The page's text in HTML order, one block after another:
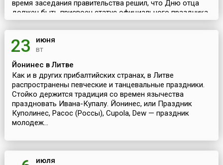
время заседания правительства решил, что Дню отца
должен быть присвоен статус официального праздника.
Изн...
23 июня
вт
Йонинес в Литве
Как и в других прибалтийских странах, в Литве
распространены певческие и танцевальные праздники.
Стойко держится традиция со времен язычества
праздновать Ивана-Купалу. Йонинес, или Праздник
Куполинес, Расос (Россы), Cupola, Dew — праздник
молодеж...
июля